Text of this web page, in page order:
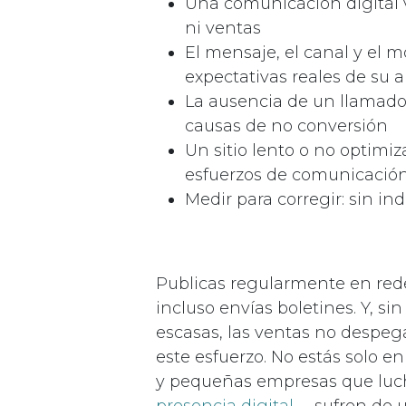
ni ventas
El mensaje, el canal y el
expectativas reales de su
La ausencia de un
causas de no conversión
Un sitio lento o no
esfuerzos de
Medir para corregir: sin
Publicas regularmente en
incluso envías boletines. Y,
escasas, las ventas no
este esfuerzo. No estás solo
y pequeñas empresas que